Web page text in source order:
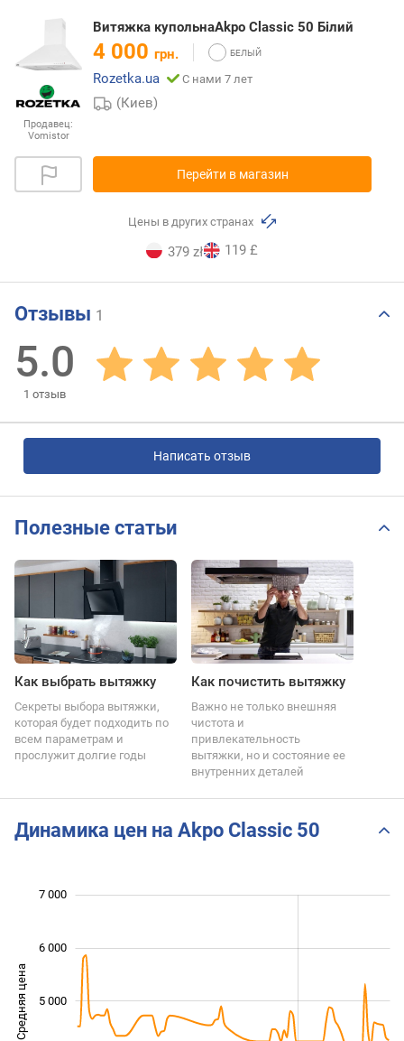
Продавец:
Vomistor
Витяжка купольнаAkpo Classic 50 Білий
4 000 грн.
Rozetka.ua
С нами 7 лет
(Киев)
Перейти в магазин
Цены в других странах
379 zł 119 £
Отзывы 1
5.0
1 отзыв
Написать отзыв
Полезные статьи
Как выбрать вытяжку
Секреты выбора вытяжки,
которая будет подходить по
всем параметрам и
прослужит долгие годы
Как почистить вытяжку
Важно не только внешняя
чистота и
привлекательность
вытяжки, но и состояние ее
внутренних деталей
Динамика цен на Akpo Classic 50
Средняя цена 3 000
5 000
6 000
7 000